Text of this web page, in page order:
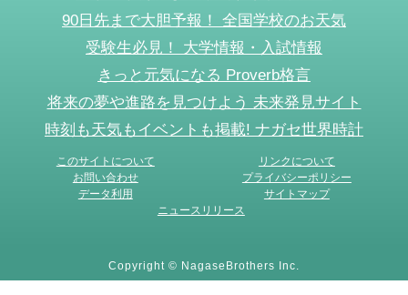
90日先まで大胆予報！ 全国学校のお天気
受験生必見！ 大学情報・入試情報
きっと元気になる Proverb格言
将来の夢や進路を見つけよう 未来発見サイト
時刻も天気もイベントも掲載! ナガセ世界時計
このサイトについて
リンクについて
お問い合わせ
プライバシーポリシー
データ利用
サイトマップ
ニュースリリース
Copyright © NagaseBrothers Inc.